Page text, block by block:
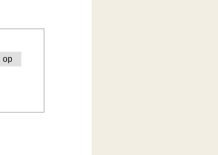
op